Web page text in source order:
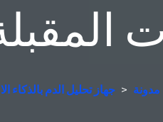
جهاز تحليل الدم > مدونة